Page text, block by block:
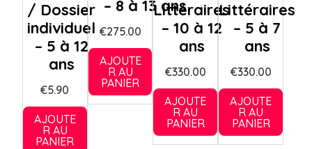
/ Dossier
individuel
– 5 à 12
ans
€5.90
AJOUTE
R AU
PANIER
– 8 à 13 ans
€275.00
AJOUTE
R AU
PANIER
Littéraires
– 10 à 12
ans
€330.00
AJOUTE
R AU
PANIER
Littéraires
– 5 à 7
ans
€330.00
AJOUTE
R AU
PANIER